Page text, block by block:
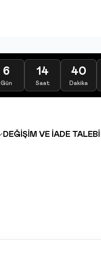
6
Gün
14
Saat
40
Dakika
DEĞİŞİM VE İADE TALEBİ